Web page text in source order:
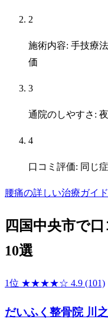
2
施術内容: 手技療
価
3
通院のしやすさ:
4
口コミ評価: 同じ
腰痛の詳しい治療ガイ
四国中央市で
10選
1位 ★★★★☆ 4.9 (101)
だいふく整骨院 川